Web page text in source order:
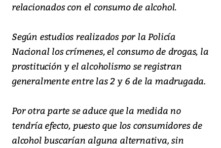
relacionados con el consumo de alcohol.
Según estudios realizados por la Policía
Nacional los crímenes, el consumo de drogas, la
prostitución y el alcoholismo se registran
generalmente entre las 2 y 6 de la madrugada.
Por otra parte se aduce que la medida no
tendría efecto, puesto que los consumidores de
alcohol buscarían alguna alternativa, sin